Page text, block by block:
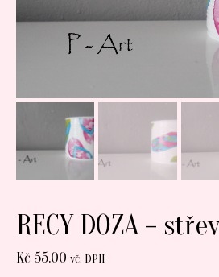
RECY DOZA –
Kč 55.00 vč. DPH